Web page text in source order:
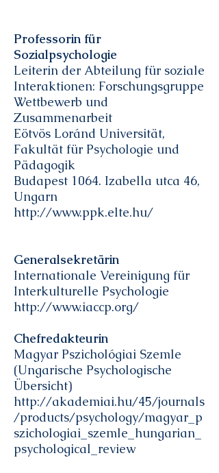
Professorin für
Sozialpsychologie
Leiterin der Abteilung für soziale
Interaktionen: Forschungsgruppe
Wettbewerb und
Zusammenarbeit
Eötvös Loránd Universität,
Fakultät für Psychologie und
Pädagogik
Budapest 1064. Izabella utca 46,
Ungarn
http://www.ppk.elte.hu/
Generalsekretärin
Internationale Vereinigung für
Interkulturelle Psychologie
http://www.iaccp.org/
Chefredakteurin
Magyar Pszichológiai Szemle
(Ungarische Psychologische
Übersicht)
http://akademiai.hu/45/journals
/products/psychology/magyar_p
szichologiai_szemle_hungarian_
psychological_review